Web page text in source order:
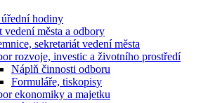
hodiny
vedení města a odbory
sekretariát vedení města
rozvoje, investic a životního prostředí
Náplň činnosti odboru
Formuláře, tiskopisy
ekonomiky a majetku